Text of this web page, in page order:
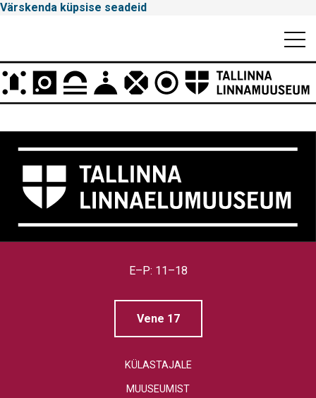
Värskenda küpsise seadeid
Peamenüü
E–P: 11–18
Vene 17
KÜLASTAJALE
MUUSEUMIST